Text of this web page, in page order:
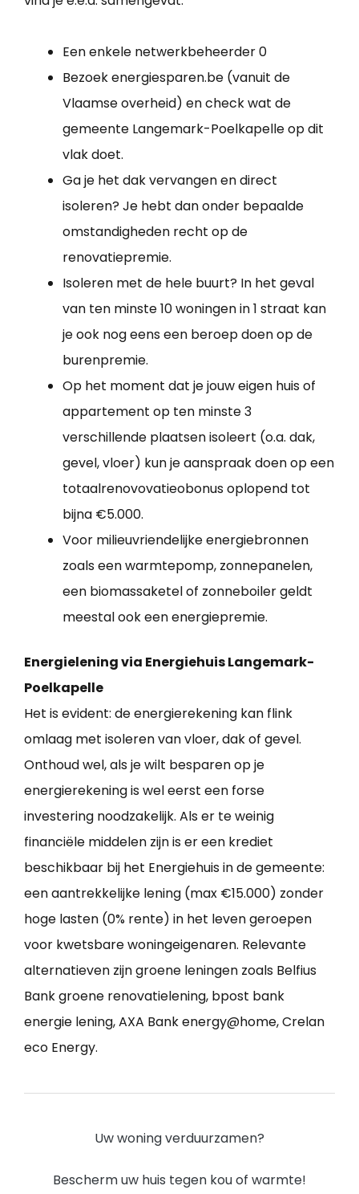
Een enkele netwerkbeheerder 0
Bezoek energiesparen.be (vanuit de
Vlaamse overheid) en check wat de
gemeente Langemark-Poelkapelle op dit
vlak doet.
Ga je het dak vervangen en direct
isoleren? Je hebt dan onder bepaalde
omstandigheden recht op de
renovatiepremie.
Isoleren met de hele buurt? In het geval
van ten minste 10 woningen in 1 straat kan
je ook nog eens een beroep doen op de
burenpremie.
Op het moment dat je jouw eigen huis of
appartement op ten minste 3
verschillende plaatsen isoleert (o.a. dak,
gevel, vloer) kun je aanspraak doen op een
totaalrenovovatieobonus oplopend tot
bijna €5.000.
Voor milieuvriendelijke energiebronnen
zoals een warmtepomp, zonnepanelen,
een biomassaketel of zonneboiler geldt
meestal ook een energiepremie.
Energielening via Energiehuis Langemark-
Poelkapelle
Het is evident: de energierekening kan flink
omlaag met isoleren van vloer, dak of gevel.
Onthoud wel, als je wilt besparen op je
energierekening is wel eerst een forse
investering noodzakelijk. Als er te weinig
financiële middelen zijn is er een krediet
beschikbaar bij het Energiehuis in de gemeente:
een aantrekkelijke lening (max €15.000) zonder
hoge lasten (0% rente) in het leven geroepen
voor kwetsbare woningeigenaren. Relevante
alternatieven zijn groene leningen zoals Belfius
Bank groene renovatielening, bpost bank
energie lening, AXA Bank energy@home, Crelan
eco Energy.
Uw woning verduurzamen?
Bescherm uw huis tegen kou of warmte!